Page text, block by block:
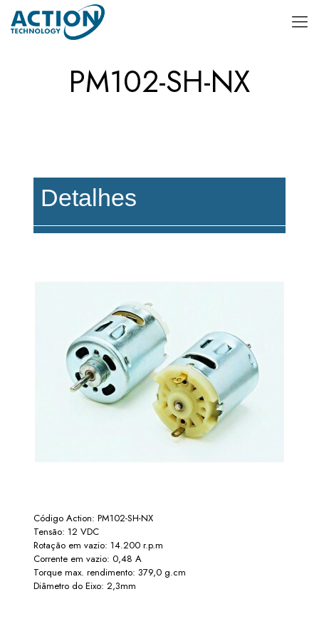
PM102-SH-NX
Detalhes
Código Action: PM102-SH-NX
Tensão: 12 VDC
Rotação em vazio: 14.200 r.p.m
Corrente em vazio: 0,48 A
Torque max. rendimento: 379,0 g.cm
Diâmetro do Eixo: 2,3mm